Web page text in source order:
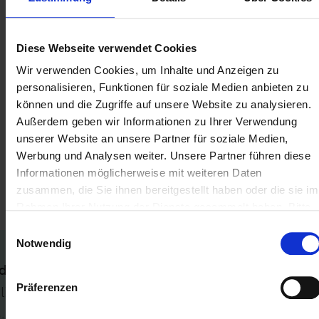
Diese Webseite verwendet Cookies
Wir verwenden Cookies, um Inhalte und Anzeigen zu
personalisieren, Funktionen für soziale Medien anbieten zu
können und die Zugriffe auf unsere Website zu analysieren.
Außerdem geben wir Informationen zu Ihrer Verwendung
unserer Website an unsere Partner für soziale Medien,
Werbung und Analysen weiter. Unsere Partner führen diese
Informationen möglicherweise mit weiteren Daten
zusammen, die Sie ihnen bereitgestellt haben oder die sie im
Notwendig
Präferenzen
„Bilanz enthält Ausweis des Bilanzgewinns“ mit
Positionen werthaltig berichtet werden: –
Eigenkapital, Bilanzgewinn / Bilanzverlust (Bilanz)
– bei Kapitalgesellschaften – Eigenkapital,
Bilanzgewinn / Bilanzverlust (Bilanz) im Sinne des
264c Abs. 2 HGB bei
Personen(handels)gesellschaften
Relevante Abschnitte im Technischen Leitfaden:
keine werthaltige Angabe zu